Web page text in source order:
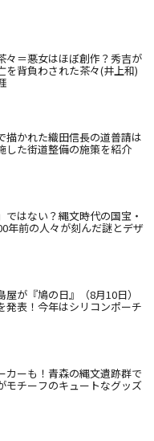
々＝悪女はほぼ創作？秀吉が
を背負わされた茶々(井上和)
描かれた織田信長の道普請は
した街道整備の施策を紹介
ではない？縄文時代の国宝・
年前の人々が刻んだ謎とデザ
が『鳩の日』（8月10日）
発表！今年はシリコンポーチ
カーも！青森の縄文遺跡群で
モチーフのキュートなグッズ